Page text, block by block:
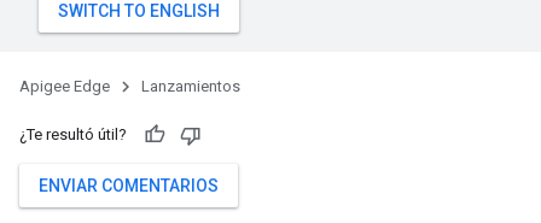
Apigee Edge Lanzamientos
¿Te resultó útil?
ENVIAR COMENTARIOS